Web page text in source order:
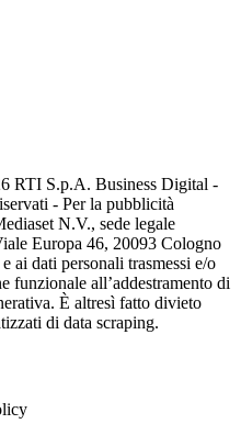
RTI S.p.A. Business Digital -
- Per la pubblicità
N.V., sede legale
Europa 46, 20093 Cologno
ai dati personali trasmessi e/o
funzionale all’addestramento di
È altresì fatto divieto
di data scraping.